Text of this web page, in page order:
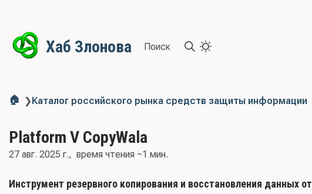
Хаб Злонова Поиск
🏠 ❯Каталог российского рынка средств защиты информации
Platform V CopyWala
27 авг. 2025 г. время чтения ~1 мин.
Инструмент резервного копирования и восстановления данных от